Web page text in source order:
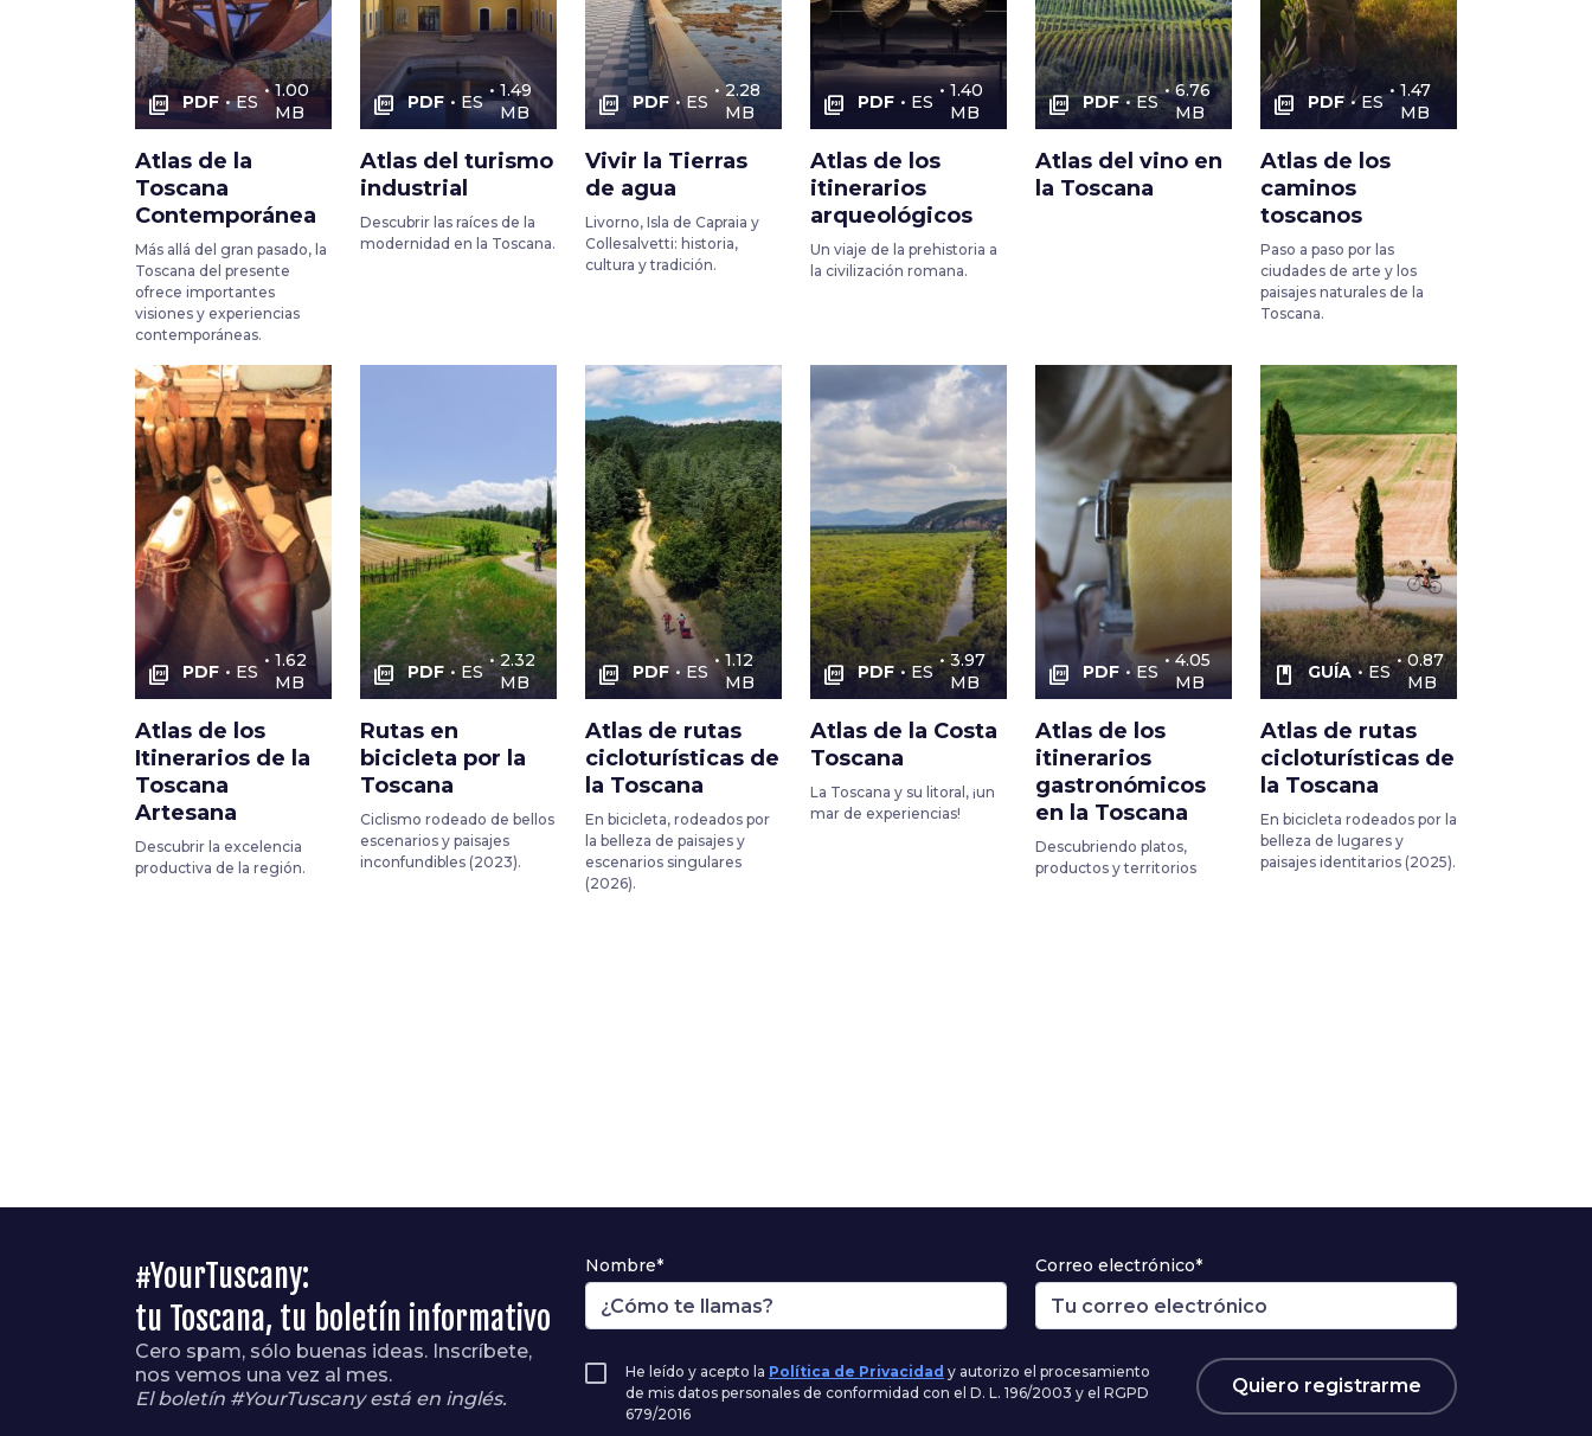
picture_as_pdf PDF ES
1.00
MB
Atlas de la
Toscana
Contemporánea
Más allá del gran pasado, la
Toscana del presente
ofrece importantes
visiones y experiencias
contemporáneas.
picture_as_pdf PDF ES
1.49
MB
Atlas del turismo
industrial
Descubrir las raíces de la
modernidad en la Toscana.
picture_as_pdf PDF ES
2.28
MB
Vivir la Tierras
de agua
Livorno, Isla de Capraia y
Collesalvetti: historia,
cultura y tradición.
picture_as_pdf PDF ES
1.40
MB
Atlas de los
itinerarios
arqueológicos
Un viaje de la prehistoria a
la civilización romana.
picture_as_pdf PDF ES
6.76
MB
Atlas del vino en
la Toscana
picture_as_pdf PDF ES
1.47
MB
Atlas de los
caminos
toscanos
Paso a paso por las
ciudades de arte y los
paisajes naturales de la
Toscana.
picture_as_pdf PDF ES
1.62
MB
Atlas de los
Itinerarios de la
Toscana
Artesana
Descubrir la excelencia
productiva de la región.
picture_as_pdf PDF ES
2.32
MB
Rutas en
bicicleta por la
Toscana
Ciclismo rodeado de bellos
escenarios y paisajes
inconfundibles (2023).
picture_as_pdf PDF ES
1.12
MB
Atlas de rutas
cicloturísticas de
la Toscana
En bicicleta, rodeados por
la belleza de paisajes y
escenarios singulares
(2026).
picture_as_pdf PDF ES
3.97
MB
Atlas de la Costa
Toscana
La Toscana y su litoral, ¡un
mar de experiencias!
picture_as_pdf PDF ES
4.05
MB
Atlas de los
itinerarios
gastronómicos
en la Toscana
Descubriendo platos,
productos y territorios
book GUÍA ES
0.87
MB
Atlas de rutas
cicloturísticas de
la Toscana
En bicicleta rodeados por la
belleza de lugares y
paisajes identitarios (2025).
#YourTuscany:
tu Toscana, tu boletín informativo
Cero spam, sólo buenas ideas. Inscríbete,
nos vemos una vez al mes.
El boletín #YourTuscany está en inglés.
Nombre* Correo electrónico*
He leído y acepto la Política de Privacidad y autorizo el procesamiento
de mis datos personales de conformidad con el D. L. 196/2003 y el RGPD
679/2016
Quiero registrarme